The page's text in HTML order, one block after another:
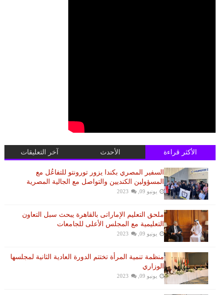
الأكثر قراءة الأحدث آخر التعليقات
السفير المصري بكندا يزور تورونتو للتفاعُل مع
المسؤولين الكنديين والتواصل مع الجالية المصرية
يونيو 09, 2023
ملحق التعليم الإماراتى بالقاهرة يبحث سبل التعاون
التعليمية مع المجلس الأعلى للجامعات
يونيو 09, 2023
منظمة تنمية المرأة تختتم الدورة العادية الثانية لمجلسها
الوزاري
يونيو 09, 2023